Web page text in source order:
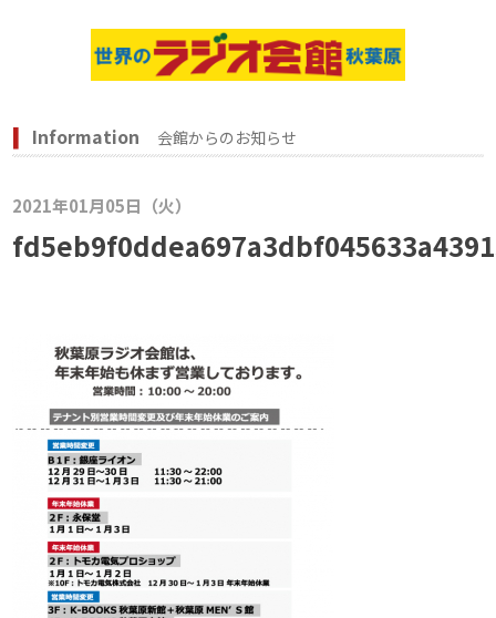
Information 会館からのお知らせ
2021年01月05日（火）